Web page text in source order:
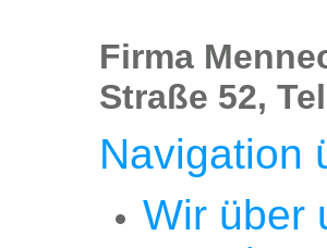
Firma
Straße 52,
Navigation
Wir über